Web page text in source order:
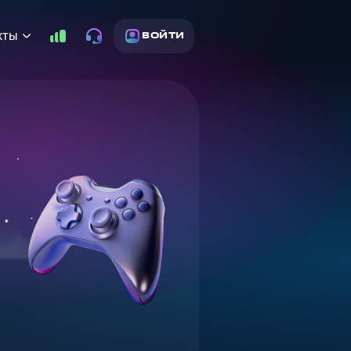
ВОЙТИ